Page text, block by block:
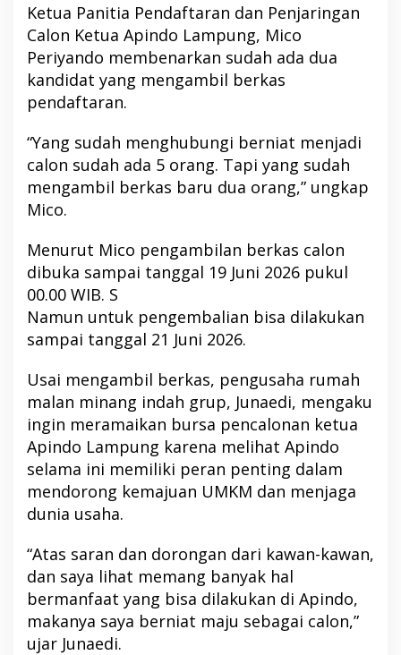
Ketua Panitia Pendaftaran dan Penjaringan
Calon Ketua Apindo Lampung, Mico
Periyando membenarkan sudah ada dua
kandidat yang mengambil berkas
pendaftaran.
“Yang sudah menghubungi berniat menjadi
calon sudah ada 5 orang. Tapi yang sudah
mengambil berkas baru dua orang,” ungkap
Mico.
Menurut Mico pengambilan berkas calon
dibuka sampai tanggal 19 Juni 2026 pukul
00.00 WIB. S
Namun untuk pengembalian bisa dilakukan
sampai tanggal 21 Juni 2026.
Usai mengambil berkas, pengusaha rumah
malan minang indah grup, Junaedi, mengaku
ingin meramaikan bursa pencalonan ketua
Apindo Lampung karena melihat Apindo
selama ini memiliki peran penting dalam
mendorong kemajuan UMKM dan menjaga
dunia usaha.
“Atas saran dan dorongan dari kawan-kawan,
dan saya lihat memang banyak hal
bermanfaat yang bisa dilakukan di Apindo,
makanya saya berniat maju sebagai calon,”
ujar Junaedi.